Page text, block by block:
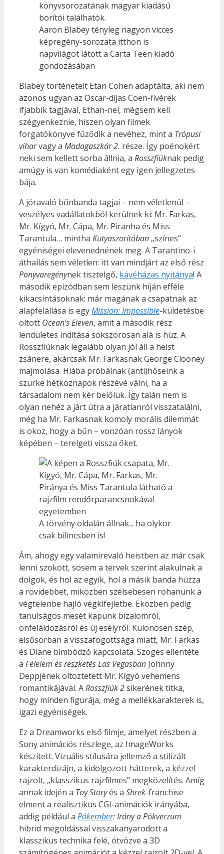
Aaron Blabey tényleg nagyon vicces
képregény-sorozata itthon is
napvilágot látott a Carta Teen kiadó
gondozásában
Blabey történeteit Etan Cohen adaptálta, aki nem
azonos ugyan az Oscar-díjas Coen-fivérek
ifjabbik tagjával, Ethan-nel, mégsem kell
szégyenkeznie, hiszen olyan filmek
forgatókönyve fűződik a nevéhez, mint a Trópusi
viharvagy a Madagaszkár 2. része. Így poénokért
neki sem kellett sorba állnia, a Rosszfiúknak pedig
amúgy is van komédiaként egy igen jellegzetes
bája.
A jóravaló bűnbanda tagjai – nem véletlenül –
veszélyes vadállatokból kerülnek ki: Mr. Farkas,
Mr. Kígyó, Mr. Cápa, Mr. Piranha és Miss
Tarantula… mintha Kutyaszorítóban „színes”
egyéniségei elevenednének meg. A Tarantino-i
áthallás sem véletlen: itt van mindjárt az első rész
Ponyvaregénynek tisztelgő, kávéházas nyitánya! A
második epizódban sem leszünk híján efféle
kikacsintásoknak: már magának a csapatnak az
alapfelállása is egyMission: Impossible-küldetésbe
oltott Ocean’s Eleven, amit a második rész
lendületes indítása sokszorosan alá is húz. A
Rosszfiúknak legalább olyan jól áll a heist
zsánere, akárcsak Mr. Farkasnak George Clooney
majmolása. Hiába próbálnak (anti)hőseink a
szürke hétköznapok részévé válni, ha a
társadalom nem kér belőlük. Így talán nem is
olyan nehéz a járt útra a járatlanról visszatalálni,
még ha Mr. Farkasnak komoly morális dilemmát
is okoz, hogy a bűn – vonzóan rossz lányok
képében – terelgeti vissza őket.
A törvény oldalán állnak... ha olykor
csak bilincsben is!
Ám, ahogy egy valamirevaló heistben az már csak
lenni szokott, sosem a tervek szerint alakulnak a
dolgok, és hol az egyik, hol a másik banda húzza
a rövidebbet, miközben szélsebesen rohanunk a
végtelenbe hajló végkifejletbe. Eközben pedig
tanulságos mesét kapunk bizalomról,
önfeláldozásról és új esélyről. Különösen szép,
elsősorban a visszafogottsága miatt, Mr. Farkas
és Diane bimbódzó kapcsolata. Szöges ellentéte
a Félelem és reszketés Las Vegasban Johnny
Deppjének öltöztetett Mr. Kígyó vehemens
romantikájával. ARosszfiúk 2sikerének titka,
hogy minden figurája, még a mellékkarakterek is,
igazi egyéniségek.
Ez a Dreamworks első filmje, amelyet részben a
Sony animációs részlege, az ImageWorks
készített. Vizuális stílusára jellemző a stilizált
karakterdizájn, a kidolgozott hátterek, a kézzel
rajzolt, „klasszikus rajzfilmes” megközelítés. Amíg
annak idején a Toy Storyés a Shrek-franchise
elment a realisztikus CGI-animációk irányába,
addig például a Pókember: Irány a Pókverzum
hibrid megoldással visszakanyarodott a
klasszikus technika felé, ötvözve a 3D